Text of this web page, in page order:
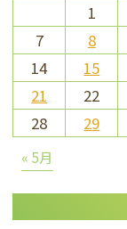
1
7
8
14
15
21
22
28
29
« 5月